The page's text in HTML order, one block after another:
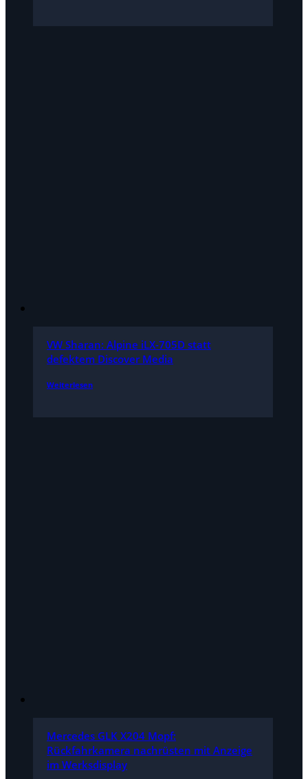
VW Sharan: Alpine iLX-705D statt
defektem Discover Media
Weiterlesen
Mercedes GLK X204 Mopf:
Rückfahrkamera nachrüsten mit Anzeige
im Werksdisplay